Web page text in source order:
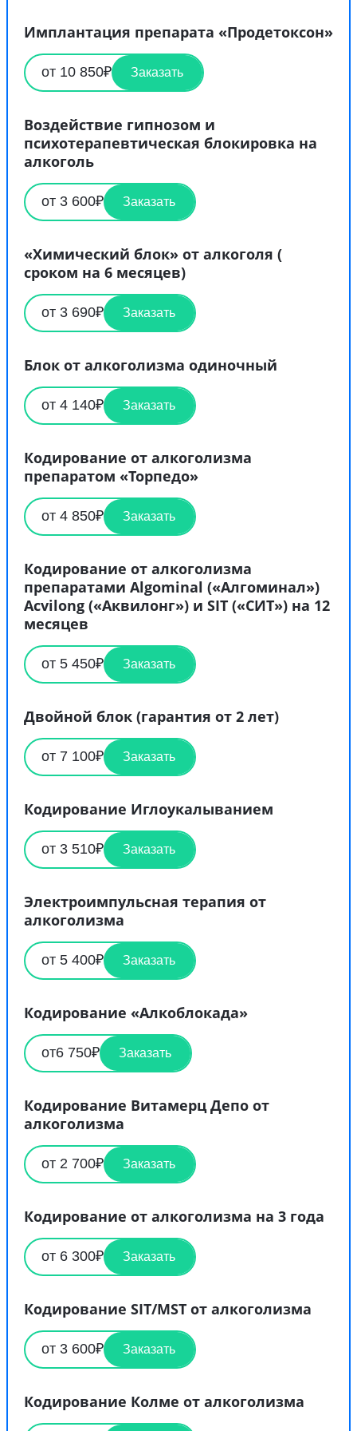
Имплантация препарата «Продетоксон»
от 10 850₽ Заказать
Воздействие гипнозом и
психотерапевтическая блокировка на
алкоголь
от 3 600₽ Заказать
«Химический блок» от алкоголя (
сроком на 6 месяцев)
от 3 690₽ Заказать
Блок от алкоголизма одиночный
от 4 140₽ Заказать
Кодирование от алкоголизма
препаратом «Торпедо»
от 4 850₽ Заказать
Кодирование от алкоголизма
препаратами Algominal («Алгоминал»)
Acvilong («Аквилонг») и SIT («СИТ») на 12
месяцев
от 5 450₽ Заказать
Двойной блок (гарантия от 2 лет)
от 7 100₽ Заказать
Кодирование Иглоукалыванием
от 3 510₽ Заказать
Электроимпульсная терапия от
алкоголизма
от 5 400₽ Заказать
Кодирование «Алкоблокада»
от6 750₽ Заказать
Кодирование Витамерц Депо от
алкоголизма
от 2 700₽ Заказать
Кодирование от алкоголизма на 3 года
от 6 300₽ Заказать
Кодирование SIT/MST от алкоголизма
от 3 600₽ Заказать
Кодирование Колме от алкоголизма